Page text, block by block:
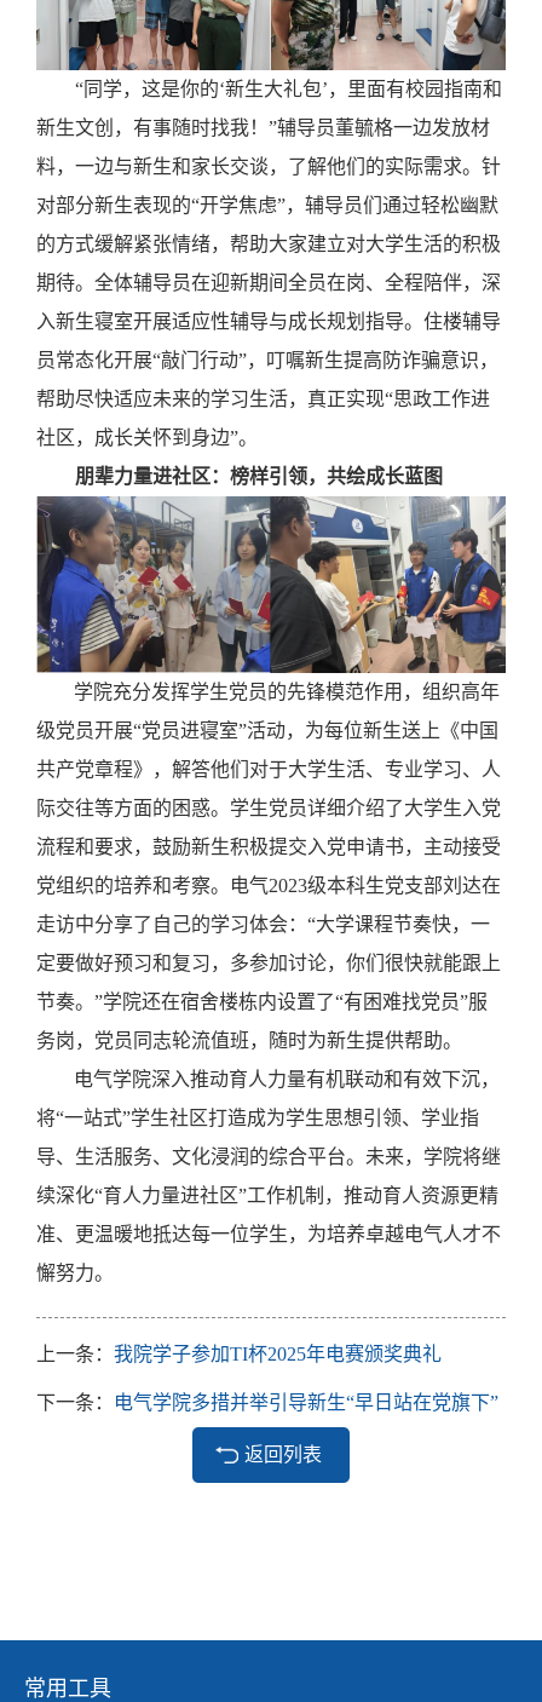
“同学，这是你的‘新生大礼包’，里面有校园指南和
新生文创，有事随时找我！”辅导员董毓格一边发放材
料，一边与新生和家长交谈，了解他们的实际需求。针
对部分新生表现的“开学焦虑”，辅导员们通过轻松幽默
的方式缓解紧张情绪，帮助大家建立对大学生活的积极
期待。全体辅导员在迎新期间全员在岗、全程陪伴，深
入新生寝室开展适应性辅导与成长规划指导。住楼辅导
员常态化开展“敲门行动”，叮嘱新生提高防诈骗意识，
帮助尽快适应未来的学习生活，真正实现“思政工作进
社区，成长关怀到身边”。
朋辈力量进社区：榜样引领，共绘成长蓝图
学院充分发挥学生党员的先锋模范作用，组织高年
级党员开展“党员进寝室”活动，为每位新生送上《中国
共产党章程》，解答他们对于大学生活、专业学习、人
际交往等方面的困惑。学生党员详细介绍了大学生入党
流程和要求，鼓励新生积极提交入党申请书，主动接受
党组织的培养和考察。电气2023级本科生党支部刘达在
走访中分享了自己的学习体会：“大学课程节奏快，一
定要做好预习和复习，多参加讨论，你们很快就能跟上
节奏。”学院还在宿舍楼栋内设置了“有困难找党员”服
务岗，党员同志轮流值班，随时为新生提供帮助。
电气学院深入推动育人力量有机联动和有效下沉，
将“一站式”学生社区打造成为学生思想引领、学业指
导、生活服务、文化浸润的综合平台。未来，学院将继
续深化“育人力量进社区”工作机制，推动育人资源更精
准、更温暖地抵达每一位学生，为培养卓越电气人才不
懈努力。
上一条： 我院学子参加TI杯2025年电赛颁奖典礼
下一条： 电气学院多措并举引导新生“早日站在党旗下”
返回列表
常用工具